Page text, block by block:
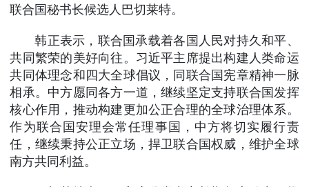
联合国秘书长候选人巴切莱特。
韩正表示，联合国承载着各国人民对持久和平、
共同繁荣的美好向往。习近平主席提出构建人类命运
共同体理念和四大全球倡议，同联合国宪章精神一脉
相承。中方愿同各方一道，继续坚定支持联合国发挥
核心作用，推动构建更加公正合理的全球治理体系。
作为联合国安理会常任理事国，中方将切实履行责
任，继续秉持公正立场，捍卫联合国权威，维护全球
南方共同利益。